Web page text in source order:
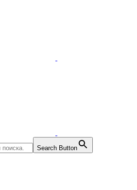
Search Button